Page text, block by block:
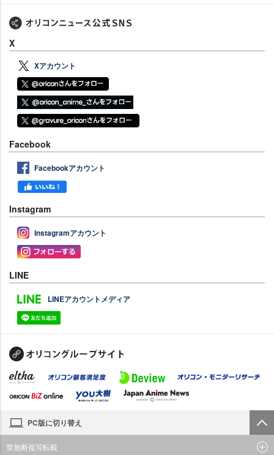
X
Xアカウント
Facebook
Facebookアカウント
Instagram
Instagramアカウント
LINE
LINEアカウントメディア
PC版に切り替え
禁無断複写転載